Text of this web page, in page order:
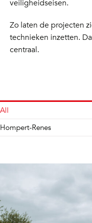
veiligheidseisen.
Zo laten de projecten
technieken inzetten.
centraal.
All
Hompert-Renes